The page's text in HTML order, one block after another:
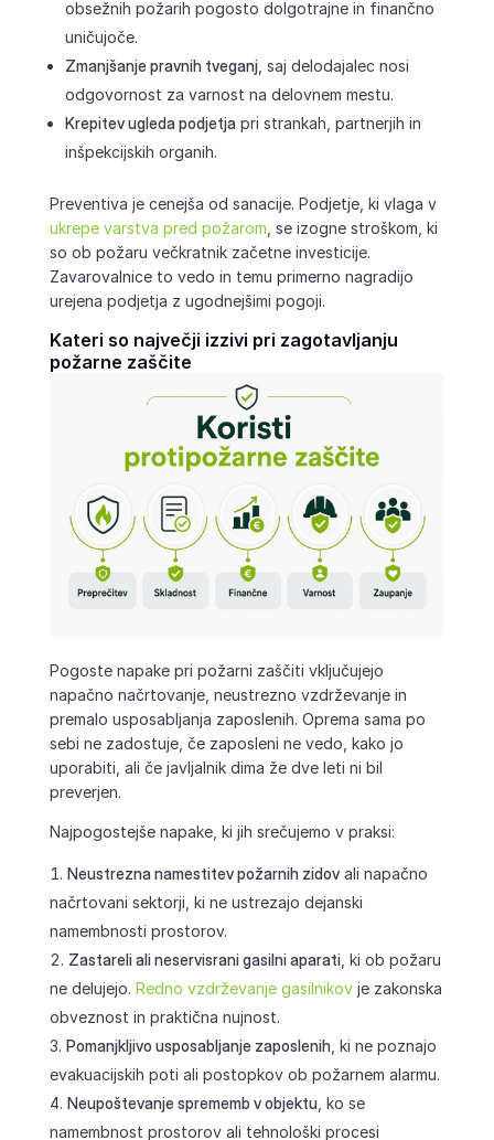
obsežnih požarih pogosto dolgotrajne in finančno
uničujoče.
Zmanjšanje pravnih tveganj, saj delodajalec nosi
odgovornost za varnost na delovnem mestu.
Krepitev ugleda podjetjapri strankah, partnerjih in
inšpekcijskih organih.
Preventiva je cenejša od sanacije. Podjetje, ki vlaga v
ukrepe varstva pred požarom , se izogne stroškom, ki
so ob požaru večkratnik začetne investicije.
Zavarovalnice to vedo in temu primerno nagradijo
urejena podjetja z ugodnejšimi pogoji.
Kateri so največji izzivi pri zagotavljanju
požarne zaščite
Pogoste napake pri požarni zaščiti vključujejo
napačno načrtovanje, neustrezno vzdrževanje in
premalo usposabljanja zaposlenih. Oprema sama po
sebi ne zadostuje, če zaposleni ne vedo, kako jo
uporabiti, ali če javljalnik dima že dve leti ni bil
preverjen.
Najpogostejše napake, ki jih srečujemo v praksi:
Neustrezna namestitev požarnih zidovali napačno
načrtovani sektorji, ki ne ustrezajo dejanski
namembnosti prostorov.
Zastareli ali neservisrani gasilni aparati, ki ob požaru
ne delujejo. Redno vzdrževanje gasilnikovje zakonska
obveznost in praktična nujnost.
Pomanjkljivo usposabljanje zaposlenih, ki ne poznajo
evakuacijskih poti ali postopkov ob požarnem alarmu.
Neupoštevanje sprememb v objektu, ko se
namembnost prostorov ali tehnološki procesi